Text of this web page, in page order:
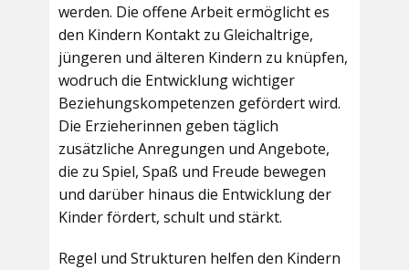
werden. Die offene Arbeit ermöglicht es
den Kindern Kontakt zu Gleichaltrige,
jüngeren und älteren Kindern zu knüpfen,
wodruch die Entwicklung wichtiger
Beziehungskompetenzen gefördert wird.
Die Erzieherinnen geben täglich
zusätzliche Anregungen und Angebote,
die zu Spiel, Spaß und Freude bewegen
und darüber hinaus die Entwicklung der
Kinder fördert, schult und stärkt.
Regel und Strukturen helfen den Kindern